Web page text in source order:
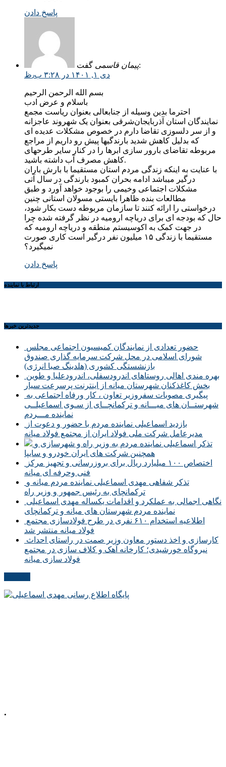
پاسخ دادن
پیمان قاسمیگفت:
دی ۱, ۱۴۰۱ در ۳:۲۸ ب٫ظ
بسم الله الرحمن الرحیم
باسلام و عرض ادب
احترما بدین وسیله از جنابعالی بعنوان ریاست مجمع
نمایندگان استان آذربایجان‌شرقی بعنوان یک شهروند عاجزانه
و از سر دلسوزی تقاضا دارم در خصوص مشکلات عدیده ای
که بدلیل کاهش شدید بارندگیها پیش رو داریم از مراجع
مربوطه تقاضای بارور سازی ابرها را در کنار سایر طرحهای
کاهش مصرف آب داشته باشید.
با عنایت به اینکه زندگی مردم استان مستقیما با بارش باران
درگیر میباشد ادامه بحران کمبود بارندگی در سال آتی
مشکلات اجتماعی وخیمی را بوجود خواهد آورد و طبق
مطالعات بنده ظاهرا بایستی مسولان استانی چنین
درخواستی را ارائه کنند تا سازمان مربوطه دست بکار شود،
حال که بودجه ای برای دریاچه ارومیه در نظر گرفته شده چرا
در جهت کمک به اکوسیستم منطقه و دریاچه ارومیه که
مستقیما با زندگی ۱۵ میلیون نفر درگیر است کاری صورت
نمیگیرد؟
پاسخ دادن
ارتباط با نماینده
جديدترين خبرها
شورای اسلامی در محل شرکت سرمایه گذاری صندوق
بازنشستگی کشوری (هلدینگ صبا انرژی)
بخش کاغذکنان شهرستان میانه از اینترنت پرسرعت سیار
شهرستــان های میـــانه و ترکمانچــای از سـوی اسماعیلــی
نماینده مـــردم
مدیرعامل شرکت ملی فولاد ایران از مجتمع فولاد میانه
همچنین شرکت های ایران خودرو و سایپا
فنی وحرفه ای میانه
ترکمانچای به رئیس جمهور و وزیر راه
نماینده مردم شهرستان های میانه و ترکمانچای
فولاد میانه منتشر شد
نیروگاه خورشیدی؛ کارخانه آهک و کلاف سازی در مجتمع
فولاد سازی میانه
.